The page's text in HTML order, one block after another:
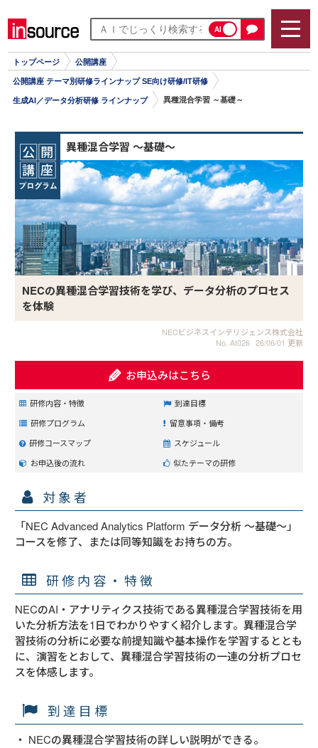
AI
トップページ 公開講座
公開講座 テーマ別研修ラインナップ SE向け研修/IT研修
生成AI／データ分析研修 ラインナップ 異種混合学習 ～基礎～
異種混合学習 ～基礎～
NECの異種混合学習技術を学び、データ分析のプロセス
を体験
NECビジネスインテリジェンス株式会社
No. AI026 26/06/01 更新
お申込みはこちら
研修内容・特徴
到達目標
研修プログラム
留意事項・備考
研修コースマップ
スケジュール
お申込後の流れ
似たテーマの研修
対象者
「NEC Advanced Analytics Platform データ分析 ～基礎～」
コースを修了、または同等知識をお持ちの方。
研修内容・特徴
NECのAI・アナリティクス技術である異種混合学習技術を用
いた分析方法を1日でわかりやすく紹介します。異種混合学
習技術の分析に必要な前提知識や基本操作を学習するととも
に、演習をとおして、異種混合学習技術の一連の分析プロセ
スを体感します。
到達目標
・ NECの異種混合学習技術の詳しい説明ができる。